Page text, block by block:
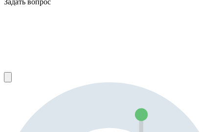
Задать вопрос